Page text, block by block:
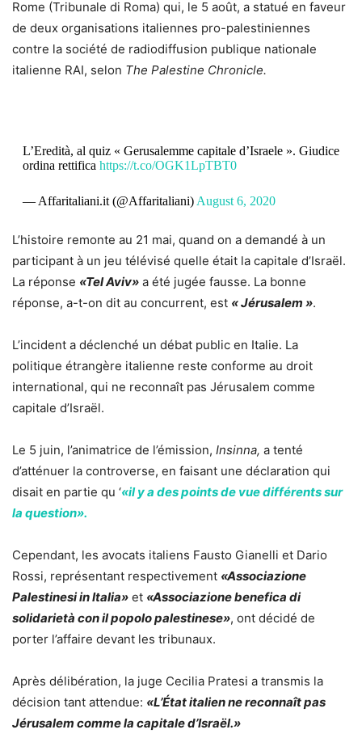
Rome (Tribunale di Roma) qui, le 5 août, a statué en faveur
de deux organisations italiennes pro-palestiniennes
contre la société de radiodiffusion publique nationale
italienne RAI, selon The Palestine Chronicle.
L’Eredità, al quiz « Gerusalemme capitale d’Israele ». Giudice
ordina rettifica https://t.co/OGK1LpTBT0
— Affaritaliani.it (@Affaritaliani) August 6, 2020
L’histoire remonte au 21 mai, quand on a demandé à un
participant à un jeu télévisé quelle était la capitale d’Israël.
La réponse «Tel Aviv» a été jugée fausse. La bonne
réponse, a-t-on dit au concurrent, est « Jérusalem ».
L’incident a déclenché un débat public en Italie. La
politique étrangère italienne reste conforme au droit
international, qui ne reconnaît pas Jérusalem comme
capitale d’Israël.
Le 5 juin, l’animatrice de l’émission, Insinna, a tenté
d’atténuer la controverse, en faisant une déclaration qui
disait en partie qu ‘«il y a des points de vue différents sur
la question».
Cependant, les avocats italiens Fausto Gianelli et Dario
Rossi, représentant respectivement «Associazione
Palestinesi in Italia» et «Associazione benefica di
solidarietà con il popolo palestinese», ont décidé de
porter l’affaire devant les tribunaux.
Après délibération, la juge Cecilia Pratesi a transmis la
décision tant attendue: «L’État italien ne reconnaît pas
Jérusalem comme la capitale d’Israël.»